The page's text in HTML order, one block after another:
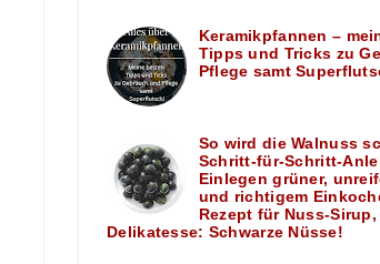
Keramikpfannen –
Tipps und Tricks zu
Pflege samt
So wird die Walnuss
Schritt-für-Schritt-
Einlegen grüner,
und richtigem
Rezept für Nuss-
Delikatesse: Schwarze Nüsse!